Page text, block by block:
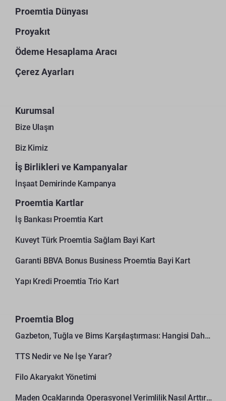
Proemtia Dünyası
Proyakıt
Ödeme Hesaplama Aracı
Çerez Ayarları
Kurumsal
Bize Ulaşın
Biz Kimiz
İş Birlikleri ve Kampanyalar
İnşaat Demirinde Kampanya
Proemtia Kartlar
İş Bankası Proemtia Kart
Kuveyt Türk Proemtia Sağlam Bayi Kart
Garanti BBVA Bonus Business Proemtia Bayi Kart
Yapı Kredi Proemtia Trio Kart
Proemtia Blog
Gazbeton, Tuğla ve Bims Karşılaştırması: Hangisi Daha Avantajlı?
TTS Nedir ve Ne İşe Yarar?
Filo Akaryakıt Yönetimi
Maden Ocaklarında Operasyonel Verimlilik Nasıl Arttırılır?